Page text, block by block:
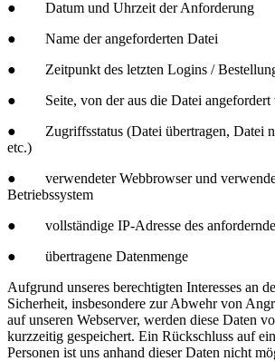
● Datum und Uhrzeit der Anforderung
● Name der angeforderten Datei
● Zeitpunkt des letzten Logins /
● Seite, von der aus die Datei angefordert
● Zugriffsstatus (Datei übertragen, Datei
etc.)
● verwendeter Webbrowser und
Betriebssystem
● vollständige IP-Adresse des
● übertragene Datenmenge
Aufgrund unseres berechtigten Interesses an
Sicherheit, insbesondere zur Abwehr von
auf unseren Webserver, werden diese Daten
kurzzeitig gespeichert. Ein Rückschluss auf
Personen ist uns anhand dieser Daten nicht